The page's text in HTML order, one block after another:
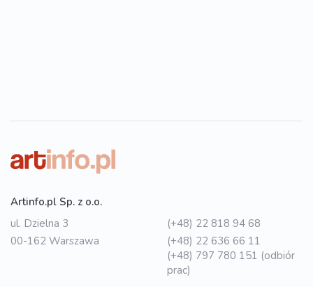
Artinfo.pl Sp. z o.o.
ul. Dzielna 3
00-162 Warszawa
(+48) 22 818 94 68
(+48) 22 636 66 11
(+48) 797 780 151 (odbiór
prac)